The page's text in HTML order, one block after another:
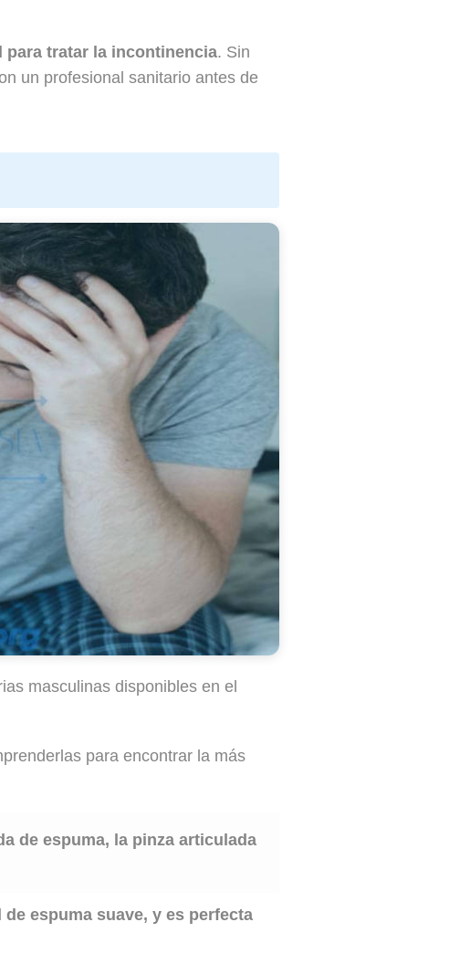
para tratar la incontinencia. Sin
un profesional sanitario antes de
masculinas disponibles en el
para encontrar la más
de espuma, la pinza articulada
espuma suave, y es perfecta